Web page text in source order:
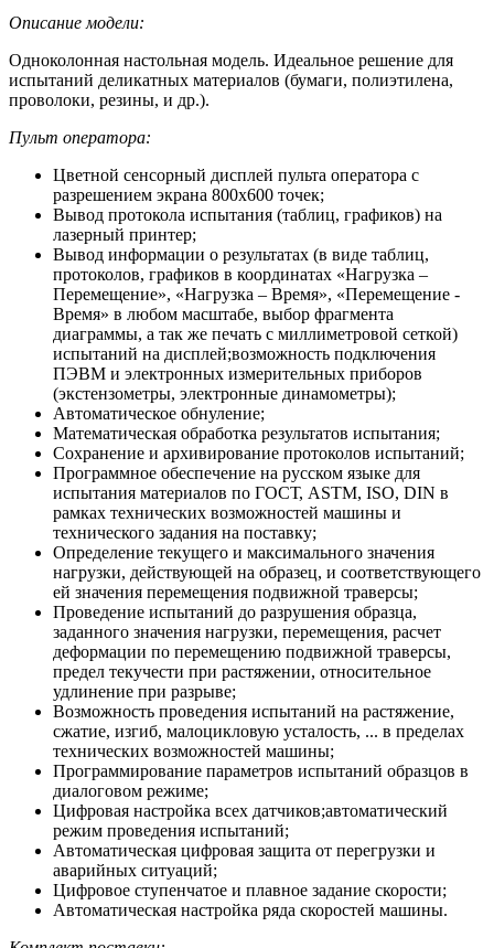
Описание модели:
Одноколонная настольная модель. Идеальное решение для
испытаний деликатных материалов (бумаги, полиэтилена,
проволоки, резины, и др.).
Пульт оператора:
Цветной сенсорный дисплей пульта оператора с
разрешением экрана 800х600 точек;
Вывод протокола испытания (таблиц, графиков) на
лазерный принтер;
Вывод информации о результатах (в виде таблиц,
протоколов, графиков в координатах «Нагрузка –
Перемещение», «Нагрузка – Время», «Перемещение -
Время» в любом масштабе, выбор фрагмента
диаграммы, а так же печать с миллиметровой сеткой)
испытаний на дисплей;возможность подключения
ПЭВМ и электронных измерительных приборов
(экстензометры, электронные динамометры);
Автоматическое обнуление;
Математическая обработка результатов испытания;
Сохранение и архивирование протоколов испытаний;
Программное обеспечение на русском языке для
испытания материалов по ГОСТ, ASTM, ISO, DIN в
рамках технических возможностей машины и
технического задания на поставку;
Определение текущего и максимального значения
нагрузки, действующей на образец, и соответствующего
ей значения перемещения подвижной траверсы;
Проведение испытаний до разрушения образца,
заданного значения нагрузки, перемещения, расчет
деформации по перемещению подвижной траверсы,
предел текучести при растяжении, относительное
удлинение при разрыве;
Возможность проведения испытаний на растяжение,
сжатие, изгиб, малоцикловую усталость, ... в пределах
технических возможностей машины;
Программирование параметров испытаний образцов в
диалоговом режиме;
Цифровая настройка всех датчиков;автоматический
режим проведения испытаний;
Автоматическая цифровая защита от перегрузки и
аварийных ситуаций;
Цифровое ступенчатое и плавное задание скорости;
Автоматическая настройка ряда скоростей машины.